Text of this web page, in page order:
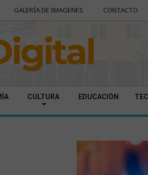
GALERÍA DE IMAGENES CONTACTO
CULTURA EDUCACIÓN